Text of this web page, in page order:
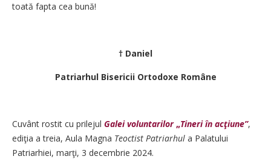
toată fapta cea bună!
† Daniel
Patriarhul Bisericii Ortodoxe Române
Cuvânt rostit cu prilejul Galei voluntarilor„Tineri în acţiune”,
ediţia a treia, Aula Magna Teoctist Patriarhul a Palatului
Patriarhiei, marţi, 3 decembrie 2024.